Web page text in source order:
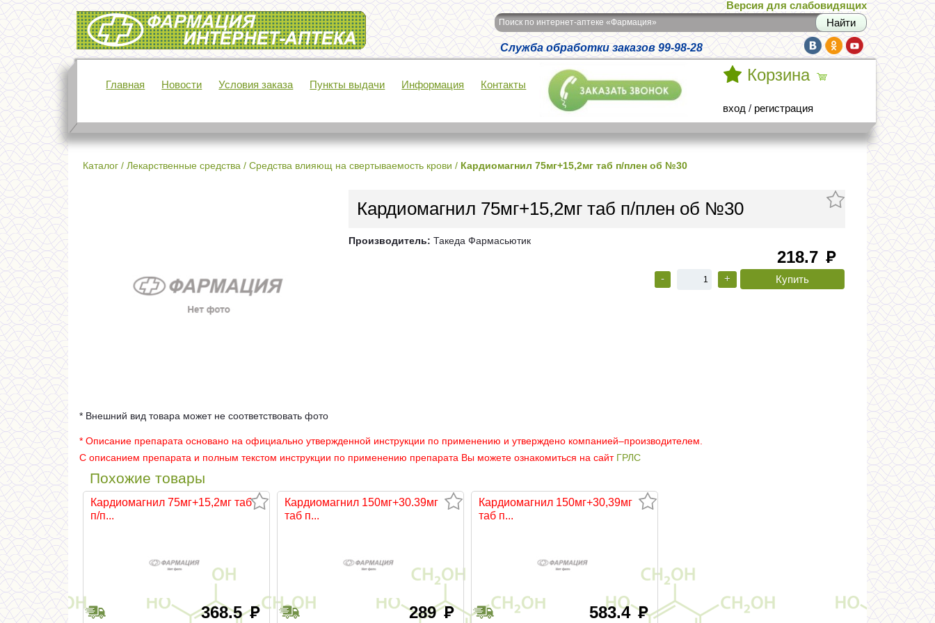
Интернет-аптека Фармация
Версия для слабовидящих
Поиск по интернет-аптеке «Фармация»
Служба обработки заказов 99-98-28
Главная Новости Условия заказа Пункты выдачи Информация Контакты
Корзина
вход / регистрация
Каталог / Лекарственные средства / Средства влияющ на свертываемость крови / Кардиомагнил 75мг+15,2мг таб п/плен об №30
Кардиомагнил 75мг+15,2мг таб п/плен об №30
Производитель: Такеда Фармасьютик
218.7 руб
- +
* Внешний вид товара может не соответствовать фото
* Описание препарата основано на официально утвержденной инструкции по применению и утверждено компанией–производителем.
С описанием препарата и полным текстом инструкции по применению препарата Вы можете ознакомиться на сайт ГРЛС
Похожие товары
Кардиомагнил 75мг+15,2мг таб
п/п...
368.5руб
Кардиомагнил 150мг+30.39мг
таб п...
289руб
Кардиомагнил 150мг+30,39мг
таб п...
583.4руб